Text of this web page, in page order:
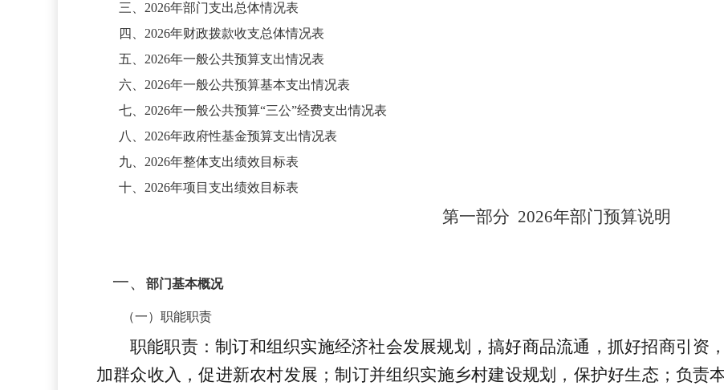
三、 2026年部门支出总体情况表
四、 2026年财政拨款收支总体情况表
五、 2026年一般公共预算支出情况表
六、 2026年一般公共预算基本支出情况表
七、 2026年一般公共预算“三公”经费支出情况表
八、 2026年政府性基金预算支出情况表
九、 2026年整体支出绩效目标表
十、 2026年项目支出绩效目标表
第一部分 2026年部门预算说明
一、 部门基本概况
（一）职能职责
职能职责：制订和组织实施经济社会发展规划，搞好商品流通，抓好招商引资
加群众收入，促进新农村发展；制订并组织实施乡村建设规划，保护好生态；负责